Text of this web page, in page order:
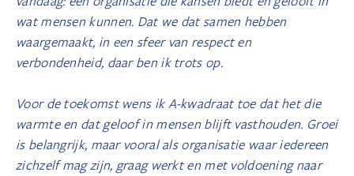
wat mensen kunnen. Dat we dat samen hebben
waargemaakt, in een sfeer van respect en
verbondenheid, daar ben ik trots op.
Voor de toekomst wens ik A-kwadraat toe dat het die
warmte en dat geloof in mensen blijft vasthouden. Groei
is belangrijk, maar vooral als organisatie waar iedereen
zichzelf mag zijn, graag werkt en met voldoening naar